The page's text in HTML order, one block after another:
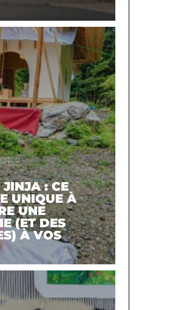
: CE
UNIQUE À
UNE
(ET DES
À VOS